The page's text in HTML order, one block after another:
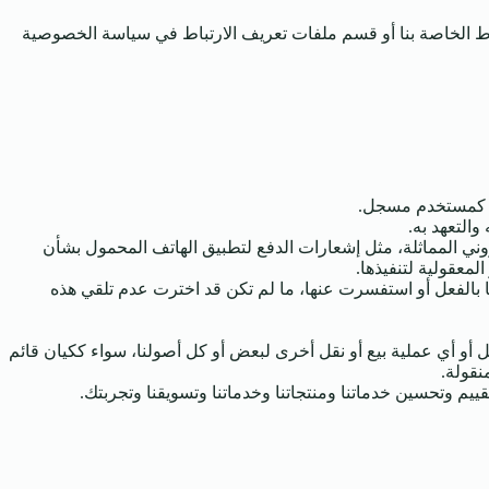
الخاصة بنا أو قسم ملفات تعريف الارتباط في سياسة الخصوصية
كمستخدم مسجل.
به.
المماثلة، مثل إشعارات الدفع لتطبيق الهاتف المحمول بشأن
لتنفيذها.
بالفعل أو استفسرت عنها، ما لم تكن قد اخترت عدم تلقي هذه
أو أي عملية بيع أو نقل أخرى لبعض أو كل أصولنا، سواء ككيان قائم
وتحسين خدماتنا ومنتجاتنا وخدماتنا وتسويقنا وتجربتك.